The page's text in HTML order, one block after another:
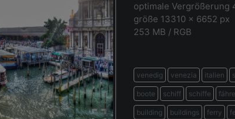
optimale Vergrößerung
größe 13310 x 6652 px
253 MB / RGB
venedig venezia italien
boote schiff schiffe fähre
building buildings ferry